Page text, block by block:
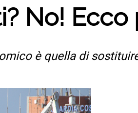
No!
è quella di